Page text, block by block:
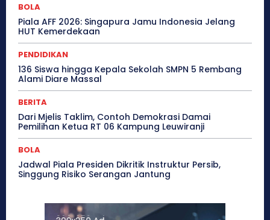
BOLA
Piala AFF 2026: Singapura Jamu Indonesia Jelang
HUT Kemerdekaan
PENDIDIKAN
136 Siswa hingga Kepala Sekolah SMPN 5 Rembang
Alami Diare Massal
BERITA
Dari Mjelis Taklim, Contoh Demokrasi Damai
Pemilihan Ketua RT 06 Kampung Leuwiranji
BOLA
Jadwal Piala Presiden Dikritik Instruktur Persib,
Singgung Risiko Serangan Jantung